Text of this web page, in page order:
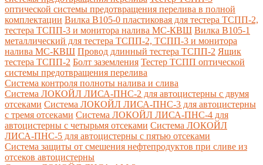
оптической системы предотвращения перелива в полной
комплектации Вилка В105-0 пластиковая для тестера ТСПП-2,
тестера ТСПП-3 и монитора налива МС-КВШ Вилка В105-1
металлический для тестера ТСПП-2, ТСПП-3 и монитора
налива МС-КВШ Провод длинный тестера ТСПП-2 Ящик
тестера ТСПП-2 Болт заземления Тестер ТСПП оптической
системы предотвращения перелива
Cистема контроля полноты налива и слива
Система ЛОКОЙЛ ЛИСА-ПНС-2 для автоцистерны с двумя
отсеками Система ЛОКОЙЛ ЛИСА-ПНС-3 для автоцистерны
с тремя отсеками Система ЛОКОЙЛ ЛИСА-ПНС-4 для
автоцистерны с четырьмя отсеками Система ЛОКОЙЛ
ЛИСА-ПНС-5 для автоцистерны с пятью отсеками
Система защиты от смешения нефтепродуктов при сливе из
отсеков автоцистерны